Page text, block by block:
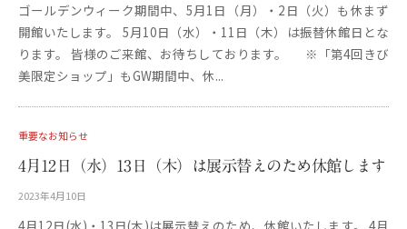
更
新
用
ゴールデンウィーク期間中、5月1日（月）・2日（火）も休まず
開館いたします。 5月10日（水）・11日（木）は振替休館日とな
ります。 皆様のご来館、お待ちしております。 ※「第4回きび
美限定ショップ」もGW期間中、休...
重要なお知らせ
4月12日（水）13日（木）は展示替えのため休館します
2023年4月10日